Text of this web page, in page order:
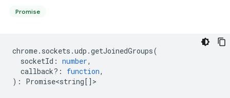
Promise
chrome. sockets .udp .getJoinedGroups(
socketId : number,
callback? : function,
) : Promise<string[]>